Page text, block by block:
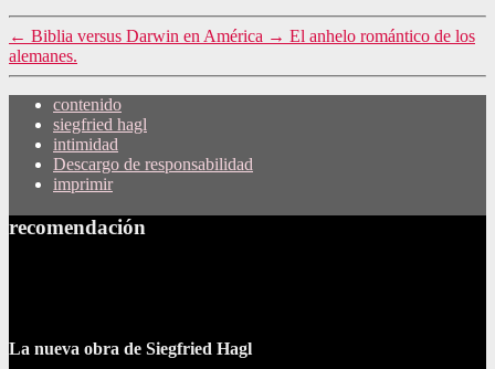
← Biblia versus Darwin en América → El anhelo romántico de los
alemanes.
contenido
siegfried hagl
intimidad
Descargo de responsabilidad
imprimir
recomendación
La nueva obra de Siegfried Hagl